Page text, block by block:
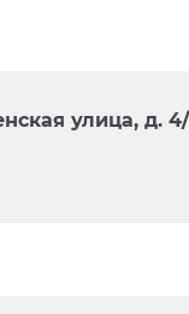
улица, д.